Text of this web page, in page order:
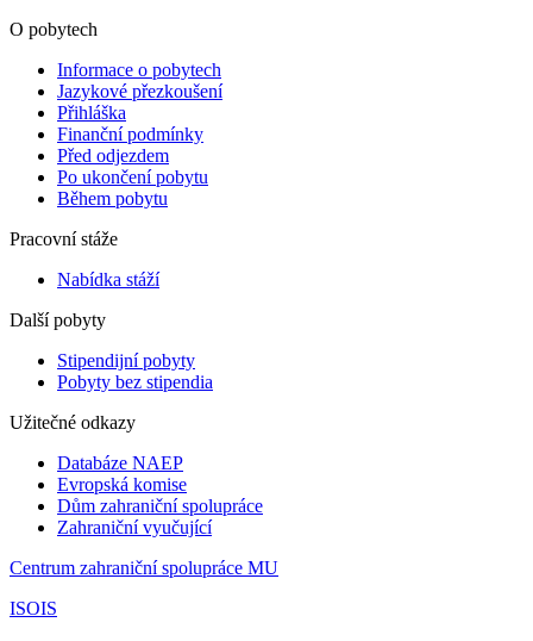
O pobytech
Informace o pobytech
Jazykové přezkoušení
Přihláška
Finanční podmínky
Před odjezdem
Po ukončení pobytu
Během pobytu
Pracovní stáže
Nabídka stáží
Další pobyty
Stipendijní pobyty
Pobyty bez stipendia
Užitečné odkazy
Databáze NAEP
Evropská komise
Dům zahraniční spolupráce
Zahraniční vyučující
Centrum zahraniční spolupráce MU
ISOIS